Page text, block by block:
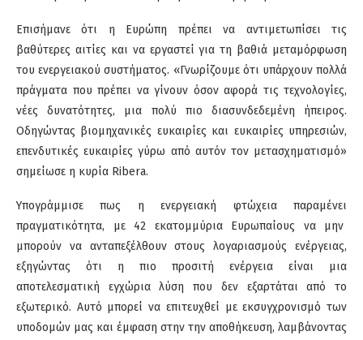
Επισήμανε ότι η Ευρώπη πρέπει να αντιμετωπίσει τις
βαθύτερες αιτίες και να εργαστεί για τη βαθιά μεταμόρφωση
του ενεργειακού συστήματος. «Γνωρίζουμε ότι υπάρχουν πολλά
πράγματα που πρέπει να γίνουν όσον αφορά τις τεχνολογίες,
νέες δυνατότητες, μια πολύ πιο διασυνδεδεμένη ήπειρος.
Οδηγώντας βιομηχανικές ευκαιρίες και ευκαιρίες υπηρεσιών,
επενδυτικές ευκαιρίες γύρω από αυτόν τον μετασχηματισμό»
σημείωσε η κυρία Ribera.
Υπογράμμισε πως η ενεργειακή φτώχεια παραμένει
πραγματικότητα, με 42 εκατομμύρια Ευρωπαίους να μην
μπορούν να ανταπεξέλθουν στους λογαριασμούς ενέργειας,
εξηγώντας ότι η πιο προσιτή ενέργεια είναι μια
αποτελεσματική εγχώρια λύση που δεν εξαρτάται από το
εξωτερικό. Αυτό μπορεί να επιτευχθεί με εκσυγχρονισμό των
υποδομών μας και έμφαση στην την αποθήκευση, λαμβάνοντας